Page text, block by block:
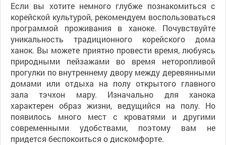
Если вы хотите немного глубже познакомиться с
корейской культурой, рекомендуем воспользоваться
программой проживания в ханоке. Почувствуйте
уникальность традиционного корейского дома
ханок. Вы можете приятно провести время, любуясь
природными пейзажами во время неторопливой
прогулки по внутреннему двору между деревянными
домами или отдыха на полу открытого главного
зала тэчхон мару. Изначально для ханока
характерен образ жизни, ведущийся на полу. Но
появилось много мест с кроватями и другими
современными удобствами, поэтому вам не
придется беспокоиться о дискомфорте.